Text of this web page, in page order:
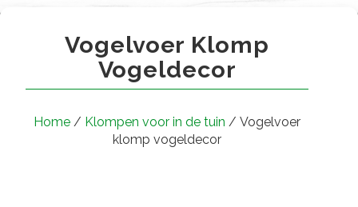
Vogelvoer Klomp
Vogeldecor
Home / Klompen voor in de tuin / Vogelvoer
klomp vogeldecor